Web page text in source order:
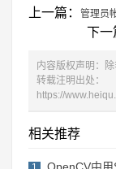
上一篇： 管理员
下一
内容版权声明：
转载注明出处：
https://
相关推荐